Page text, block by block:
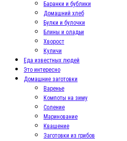
Баранки и бублики
Домашний хлеб
Булки и булочки
Блины и оладьи
Хворост
Куличи
Еда известных людей
Это интересно
Домашние заготовки
Варенье
Компоты на зиму
Соление
Маринование
Квашение
Заготовки из грибов